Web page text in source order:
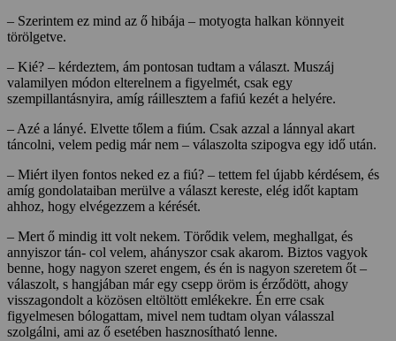
– Szerintem ez mind az ő hibája – motyogta halkan könnyeit
törölgetve.
– Kié? – kérdeztem, ám pontosan tudtam a választ. Muszáj
valamilyen módon elterelnem a figyelmét, csak egy
szempillantásnyira, amíg ráillesztem a fafiú kezét a helyére.
– Azé a lányé. Elvette tőlem a fiúm. Csak azzal a lánnyal akart
táncolni, velem pedig már nem – válaszolta szipogva egy idő után.
– Miért ilyen fontos neked ez a fiú? – tettem fel újabb kérdésem, és
amíg gondolataiban merülve a választ kereste, elég időt kaptam
ahhoz, hogy elvégezzem a kérését.
– Mert ő mindig itt volt nekem. Törődik velem, meghallgat, és
annyiszor tán- col velem, ahányszor csak akarom. Biztos vagyok
benne, hogy nagyon szeret engem, és én is nagyon szeretem őt –
válaszolt, s hangjában már egy csepp öröm is érződött, ahogy
visszagondolt a közösen eltöltött emlékekre. Én erre csak
figyelmesen bólogattam, mivel nem tudtam olyan válasszal
szolgálni, ami az ő esetében hasznosítható lenne.